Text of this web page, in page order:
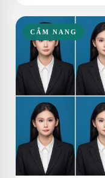
CẨM NANG